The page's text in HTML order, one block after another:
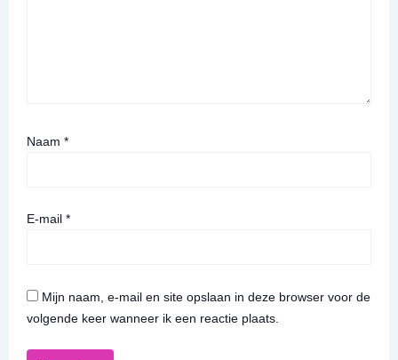
Naam *
E-mail *
Mijn naam, e-mail en site opslaan in deze browser voor de
volgende keer wanneer ik een reactie plaats.